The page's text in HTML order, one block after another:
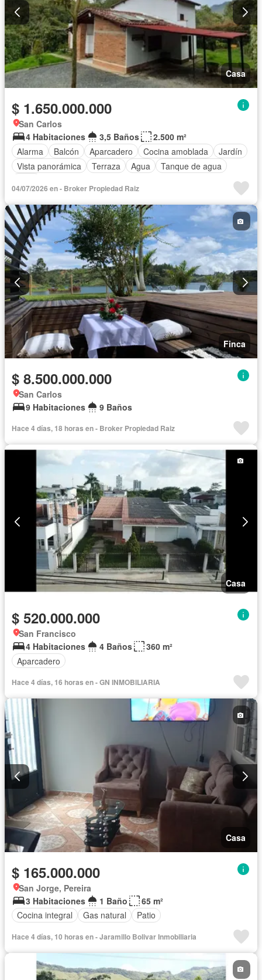
Casa
$ 1.650.000.000
San Carlos
4 Habitaciones
3,5 Baños
2.500 m²
Alarma
Balcón Aparcadero Cocina amoblada
Jardín
Vista panorámica
Terraza Agua
Tanque de agua
04/07/2026 en - Broker Propiedad Raiz
Finca
$ 8.500.000.000
San Carlos
9 Habitaciones
9 Baños
Hace 4 días, 18 horas en - Broker Propiedad Raiz
Casa
$ 520.000.000
San Francisco
4 Habitaciones
4 Baños
360 m²
Aparcadero
Hace 4 días, 16 horas en - GN INMOBILIARIA
Casa
$ 165.000.000
San Jorge, Pereira
3 Habitaciones
1 Baño
65 m²
Cocina integral
Gas natural Patio
Hace 4 días, 10 horas en - Jaramillo Boli­var Inmobiliaria